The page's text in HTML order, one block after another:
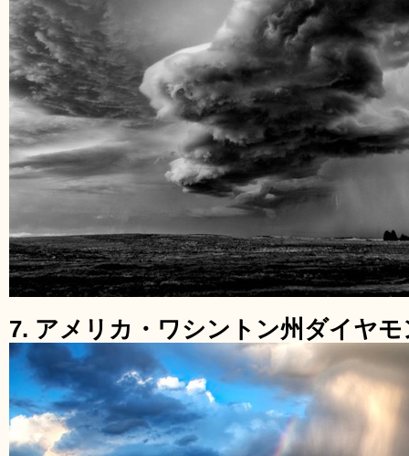
7. アメリカ・ワシントン州ダイヤ